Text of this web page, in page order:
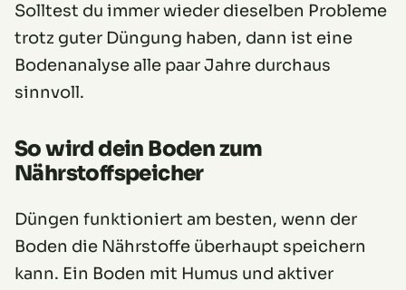
Solltest du immer wieder dieselben Probleme
trotz guter Düngung haben, dann ist eine
Bodenanalyse alle paar Jahre durchaus
sinnvoll.
So wird dein Boden zum
Nährstoffspeicher
Düngen funktioniert am besten, wenn der
Boden die Nährstoffe überhaupt speichern
kann. Ein Boden mit Humus und aktiver